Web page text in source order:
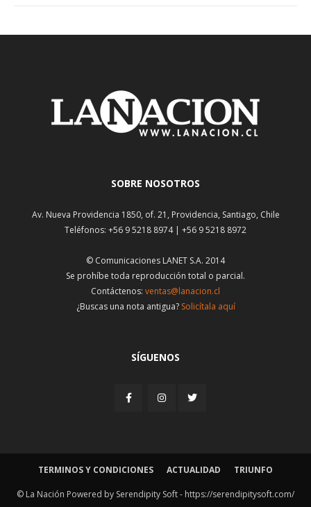
SOBRE NOSOTROS
Av. Nueva Providencia 1850, of. 21, Providencia, Santiago, Chile
Teléfonos: +56 9 5218 8974 | +56 9 5218 8972
© Comunicaciones LANET S.A. 2014
Se prohíbe toda reproducción total o parcial.
Contáctenos: ventas@lanacion.cl
¿Buscas una nota antigua? Solicítala aquí
SÍGUENOS
TERMINOS Y CONDICIONES ACTUALIDAD TRIUNFO
© La Nación Powered by Serendipity Soft - https://serendipitysoft.com/